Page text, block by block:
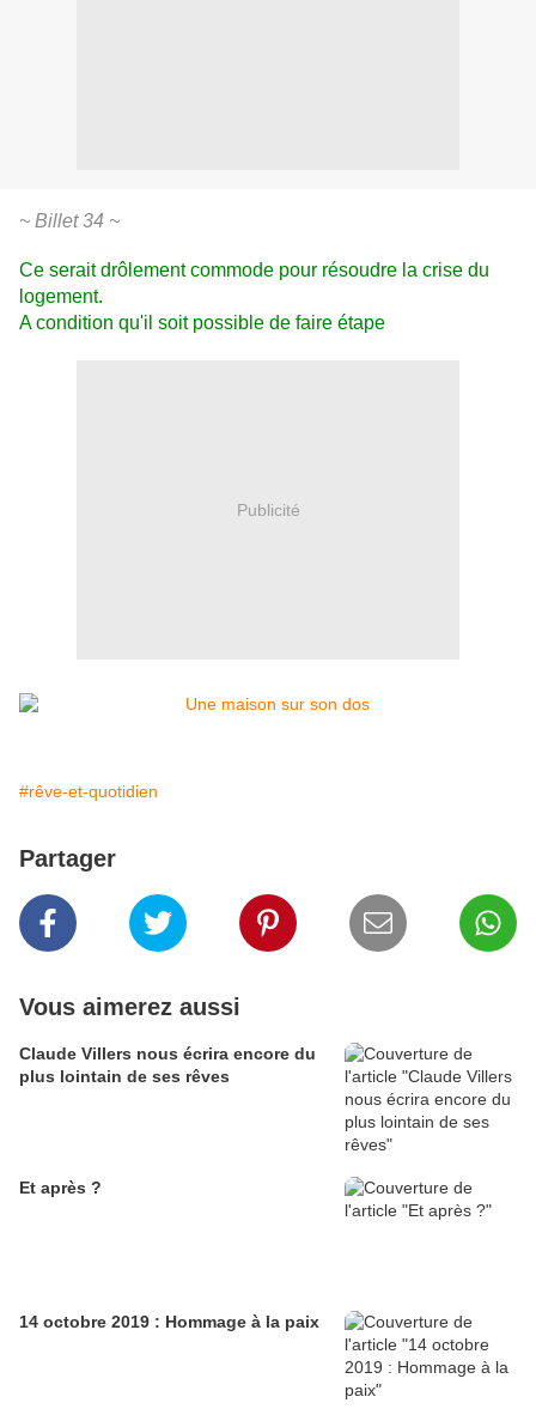
~ Billet 34 ~
Ce serait drôlement commode pour résoudre la crise du
logement.
A condition qu'il soit possible de faire étape
Publicité
#rêve-et-quotidien
Partager
Vous aimerez aussi
Claude Villers nous écrira encore du
plus lointain de ses rêves
Et après ?
14 octobre 2019 : Hommage à la paix